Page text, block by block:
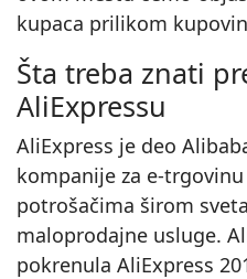
kupaca prilikom
Šta treba znati
AliExpressu
AliExpress je deo
kompanije za
potrošačima širom
maloprodajne usluge.
pokrenula AliExpress